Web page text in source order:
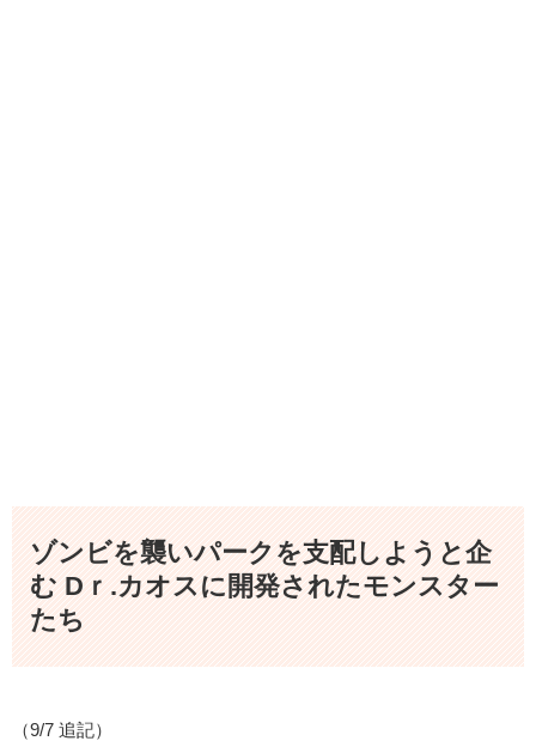
ゾンビを襲いパークを支配しようと企
む Dｒ.カオスに開発されたモンスター
たち
（9/7 追記）